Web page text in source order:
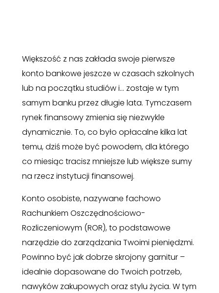
Większość z nas zakłada swoje pierwsze
konto bankowe jeszcze w czasach szkolnych
lub na początku studiów i… zostaje w tym
samym banku przez długie lata. Tymczasem
rynek finansowy zmienia się niezwykle
dynamicznie. To, co było opłacalne kilka lat
temu, dziś może być powodem, dla którego
co miesiąc tracisz mniejsze lub większe sumy
na rzecz instytucji finansowej.
Konto osobiste, nazywane fachowo
Rachunkiem Oszczędnościowo-
Rozliczeniowym (ROR), to podstawowe
narzędzie do zarządzania Twoimi pieniędzmi.
Powinno być jak dobrze skrojony garnitur –
idealnie dopasowane do Twoich potrzeb,
nawyków zakupowych oraz stylu życia. W tym